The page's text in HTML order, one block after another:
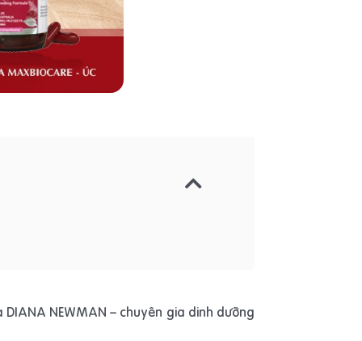
NEWMAN – chuyên gia dinh dưỡng